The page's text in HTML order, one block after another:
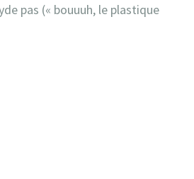
pas (« bouuuh, le plastique